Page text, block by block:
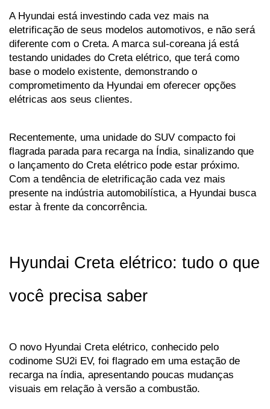
A Hyundai está investindo cada vez mais na
eletrificação de seus modelos automotivos, e não será
diferente com o Creta. A marca sul-coreana já está
testando unidades do Creta elétrico, que terá como
base o modelo existente, demonstrando o
comprometimento da Hyundai em oferecer opções
elétricas aos seus clientes.
Recentemente, uma unidade do SUV compacto foi
flagrada parada para recarga na Índia, sinalizando que
o lançamento do Creta elétrico pode estar próximo.
Com a tendência de eletrificação cada vez mais
presente na indústria automobilística, a Hyundai busca
estar à frente da concorrência.
Hyundai Creta elétrico: tudo o que
você precisa saber
O novo Hyundai Creta elétrico, conhecido pelo
codinome SU2i EV, foi flagrado em uma estação de
recarga na índia, apresentando poucas mudanças
visuais em relação à versão a combustão.